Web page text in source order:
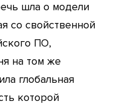
шла о модели
со свойственной
ПО,
на том же
глобальная
которой